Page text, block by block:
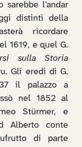
l’andar
distinti della
ricordare
1619, e quel G.
sulla Storia
Gli eredi di G.
il palazzo a
nel 1852 al
Stürmer, e
Alberto conte
di parte